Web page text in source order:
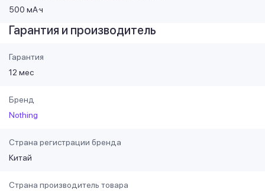
500 мА·ч
Гарантия и производитель
Гарантия
12 мес
Бренд
Nothing
Страна регистрации бренда
Китай
Страна производитель товара